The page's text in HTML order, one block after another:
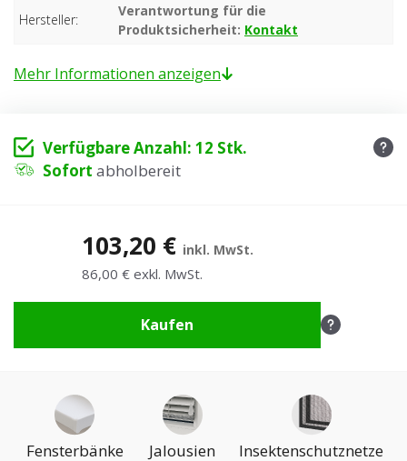
Hersteller:
Verantwortung für die
Produktsicherheit: Kontakt
Mehr Informationen anzeigen
Verfügbare Anzahl: 12 Stk.
Sofort abholbereit
103,20 € inkl. MwSt.
86,00 € exkl. MwSt.
Kaufen
Fensterbänke Jalousien Insektenschutznetze